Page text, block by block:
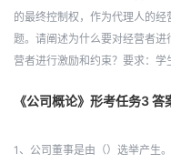
的最终控制权，作为代理人的
题。请阐述为什么要对经营者
营者进行激励和约束？要求：学
《公司概论》形考任务3
1、公司董事是由（）选举产生